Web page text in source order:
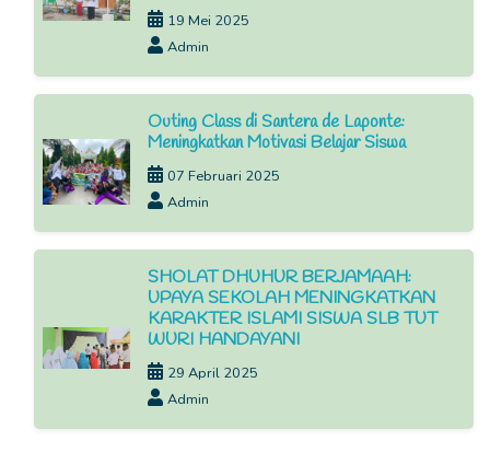
19 Mei 2025
Admin
Outing Class di Santera de Laponte:
Meningkatkan Motivasi Belajar Siswa
07 Februari 2025
Admin
SHOLAT DHUHUR BERJAMAAH:
UPAYA SEKOLAH MENINGKATKAN
KARAKTER ISLAMI SISWA SLB TUT
WURI HANDAYANI
29 April 2025
Admin